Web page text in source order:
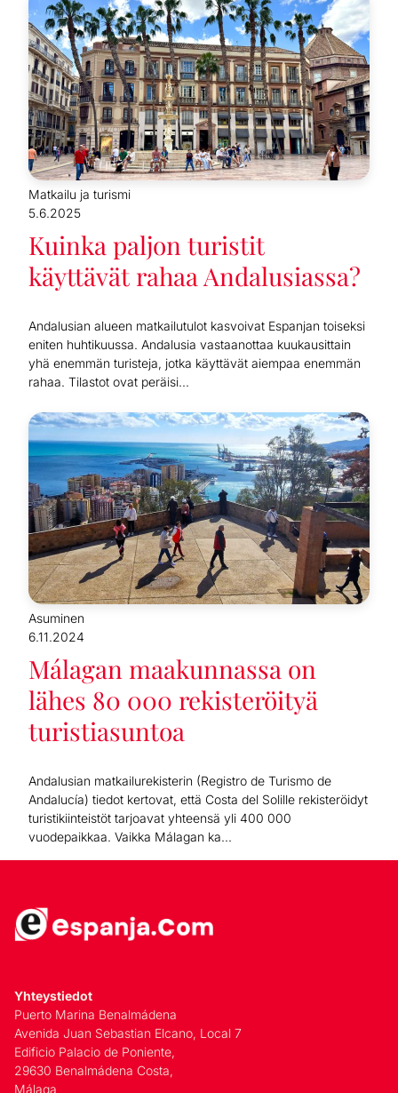
Matkailu ja turismi
5.6.2025
Kuinka paljon turistit
käyttävät rahaa Andalusiassa?
Andalusian alueen matkailutulot kasvoivat Espanjan toiseksi
eniten huhtikuussa. Andalusia vastaanottaa kuukausittain
yhä enemmän turisteja, jotka käyttävät aiempaa enemmän
rahaa. Tilastot ovat peräisi...
Asuminen
6.11.2024
Málagan maakunnassa on
lähes 80 000 rekisteröityä
turistiasuntoa
Andalusian matkailurekisterin (Registro de Turismo de
Andalucía) tiedot kertovat, että Costa del Solille rekisteröidyt
turistikiinteistöt tarjoavat yhteensä yli 400 000
vuodepaikkaa. Vaikka Málagan ka...
Yhteystiedot
Puerto Marina Benalmádena
Avenida Juan Sebastian Elcano, Local 7
Edificio Palacio de Poniente,
29630 Benalmádena Costa,
Málaga